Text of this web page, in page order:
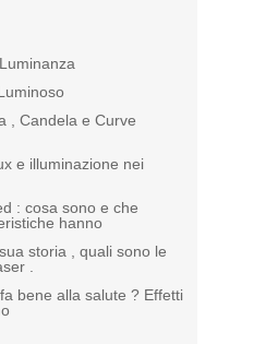
, Candela e Curve
e illuminazione nei
: cosa sono e che
hanno
storia , quali sono le
.
bene alla salute ? Effetti